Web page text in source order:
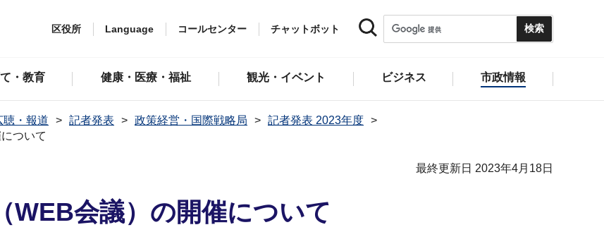
区役所 Language コールセンター チャットボット
・教育 健康・医療・福祉 観光・イベント ビジネス 市政情報
聴・報道 記者発表 政策経営・国際戦略局
記者発表 2023年度
ついて
最終更新日 2023年4月18日
WEB会議）の開催について